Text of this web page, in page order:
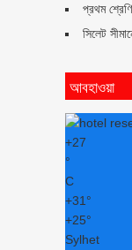
প্রথম
সিলেট
আবহাওয়া
+27
°
C
+31°
+25°
Sylhet